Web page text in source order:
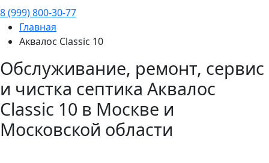
8 (999) 800-30-77
Главная
Аквалос Classic 10
Обслуживание, ремонт, сервис
и чистка септика Аквалос
Classic 10 в Москве и
Московской области